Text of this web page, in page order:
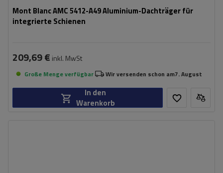
Mont Blanc AMC 5412-A49 Aluminium-Dachträger für
integrierte Schienen
209,69 € inkl. MwSt
Große Menge verfügbar Wir versenden schon am7. August
In den
Warenkorb